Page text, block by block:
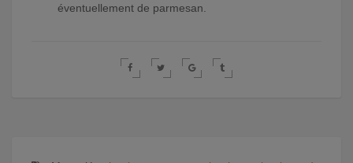
éventuellement de parmesan.